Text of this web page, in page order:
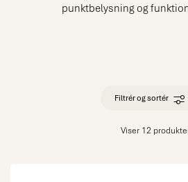
punktbelysning og
Filtrér og sortér
Viser 12